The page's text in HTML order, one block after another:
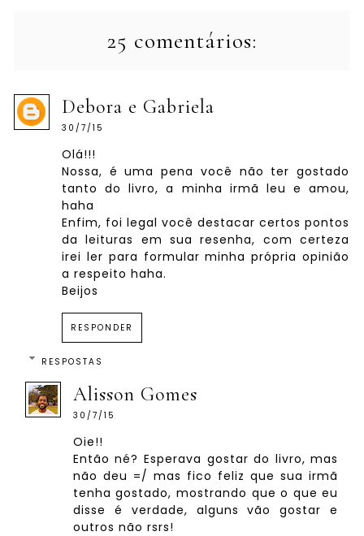
25 comentários:
Debora e Gabriela
30/7/15
Olá!!!
Nossa, é uma pena você não ter gostado
tanto do livro, a minha irmã leu e amou,
haha
Enfim, foi legal você destacar certos pontos
da leituras em sua resenha, com certeza
irei ler para formular minha própria opinião
a respeito haha.
Beijos
RESPONDER
RESPOSTAS
Alisson Gomes
30/7/15
Oie!!
Então né? Esperava gostar do livro, mas
não deu =/ mas fico feliz que sua irmã
tenha gostado, mostrando que o que eu
disse é verdade, alguns vão gostar e
outros não rsrs!